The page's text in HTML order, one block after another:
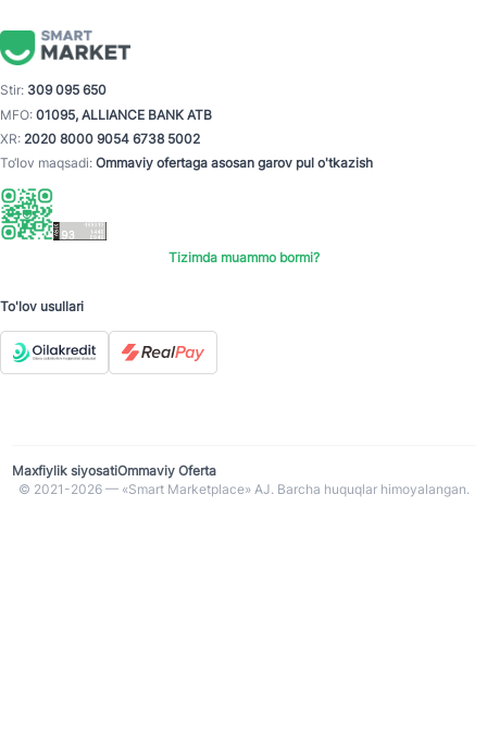
Stir: 309 095 650
MFO: 01095, ALLIANCE BANK ATB
XR: 2020 8000 9054 6738 5002
To‘lov maqsadi: Ommaviy ofertaga asosan garov pul o'tkazish
Tizimda muammo bormi?
To'lov usullari
Maxfiylik siyosatiOmmaviy Oferta
© 2021-2026 — «Smart Marketplace» AJ. Barcha huquqlar himoyalangan.